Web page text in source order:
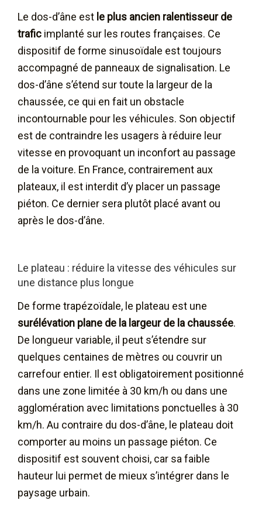
Le dos-d’âne est le plus ancien ralentisseur de
trafic implanté sur les routes françaises. Ce
dispositif de forme sinusoïdale est toujours
accompagné de panneaux de signalisation. Le
dos-d’âne s’étend sur toute la largeur de la
chaussée, ce qui en fait un obstacle
incontournable pour les véhicules. Son objectif
est de contraindre les usagers à réduire leur
vitesse en provoquant un inconfort au passage
de la voiture. En France, contrairement aux
plateaux, il est interdit d’y placer un passage
piéton. Ce dernier sera plutôt placé avant ou
après le dos-d’âne.
Le plateau : réduire la vitesse des véhicules sur
une distance plus longue
De forme trapézoïdale, le plateau est une
surélévation plane de la largeur de la chaussée.
De longueur variable, il peut s’étendre sur
quelques centaines de mètres ou couvrir un
carrefour entier. Il est obligatoirement positionné
dans une zone limitée à 30 km/h ou dans une
agglomération avec limitations ponctuelles à 30
km/h. Au contraire du dos-d’âne, le plateau doit
comporter au moins un passage piéton. Ce
dispositif est souvent choisi, car sa faible
hauteur lui permet de mieux s’intégrer dans le
paysage urbain.